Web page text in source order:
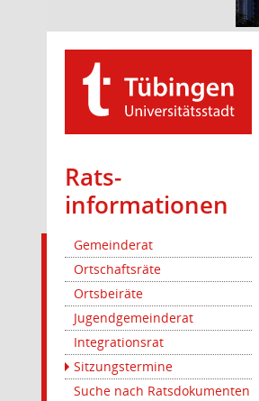
Rats­
informationen
Gemeinderat
Ortschaftsräte
Ortsbeiräte
Jugendgemeinderat
Integrationsrat
Sitzungstermine
Suche nach Ratsdokumenten